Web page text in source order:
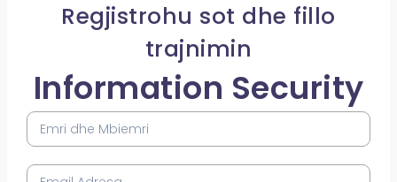
Regjistrohu sot dhe fillo
trajnimin
Information Security